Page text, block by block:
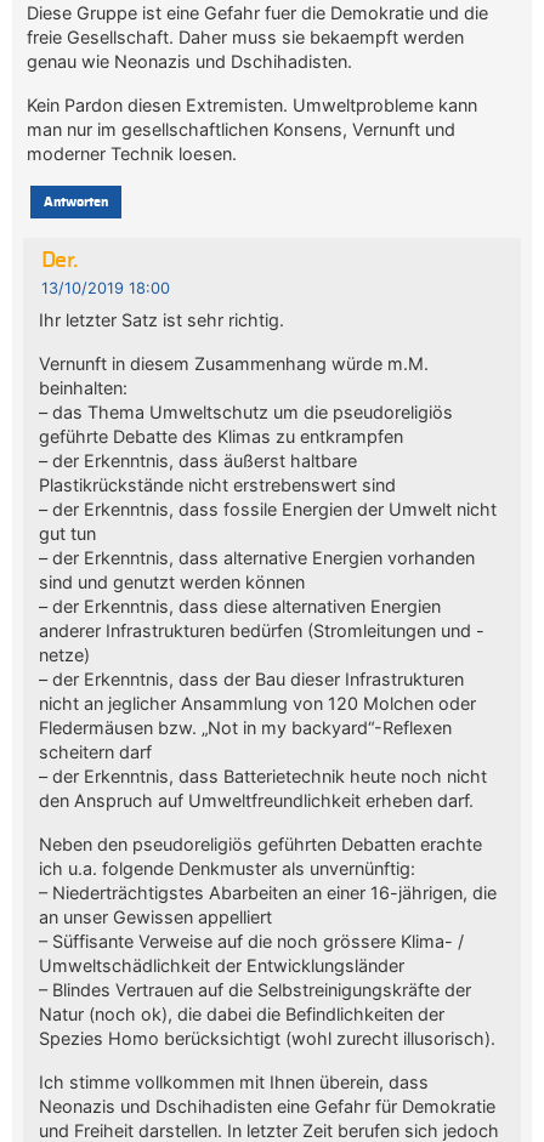
Diese Gruppe ist eine Gefahr fuer die Demokratie und die
freie Gesellschaft. Daher muss sie bekaempft werden
genau wie Neonazis und Dschihadisten.
Kein Pardon diesen Extremisten. Umweltprobleme kann
man nur im gesellschaftlichen Konsens, Vernunft und
moderner Technik loesen.
Antworten
Der.
13/10/2019 18:00
Ihr letzter Satz ist sehr richtig.
Vernunft in diesem Zusammenhang würde m.M.
beinhalten:
– das Thema Umweltschutz um die pseudoreligiös
geführte Debatte des Klimas zu entkrampfen
– der Erkenntnis, dass äußerst haltbare
Plastikrückstände nicht erstrebenswert sind
– der Erkenntnis, dass fossile Energien der Umwelt nicht
gut tun
– der Erkenntnis, dass alternative Energien vorhanden
sind und genutzt werden können
– der Erkenntnis, dass diese alternativen Energien
anderer Infrastrukturen bedürfen (Stromleitungen und -
netze)
– der Erkenntnis, dass der Bau dieser Infrastrukturen
nicht an jeglicher Ansammlung von 120 Molchen oder
Fledermäusen bzw. „Not in my backyard“-Reflexen
scheitern darf
– der Erkenntnis, dass Batterietechnik heute noch nicht
den Anspruch auf Umweltfreundlichkeit erheben darf.
Neben den pseudoreligiös geführten Debatten erachte
ich u.a. folgende Denkmuster als unvernünftig:
– Niederträchtigstes Abarbeiten an einer 16-jährigen, die
an unser Gewissen appelliert
– Süffisante Verweise auf die noch grössere Klima- /
Umweltschädlichkeit der Entwicklungsländer
– Blindes Vertrauen auf die Selbstreinigungskräfte der
Natur (noch ok), die dabei die Befindlichkeiten der
Spezies Homo berücksichtigt (wohl zurecht illusorisch).
Ich stimme vollkommen mit Ihnen überein, dass
Neonazis und Dschihadisten eine Gefahr für Demokratie
und Freiheit darstellen. In letzter Zeit berufen sich jedoch